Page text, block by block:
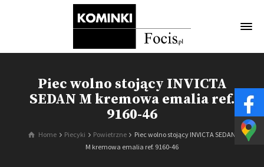
Piec wolno stojący INVICTA
SEDAN M kremowa emalia ref.
9160-46
Home Piecyki Powietrzne
Piec wolno stojący INVICTA SEDAN
M kremowa emalia ref. 9160-46